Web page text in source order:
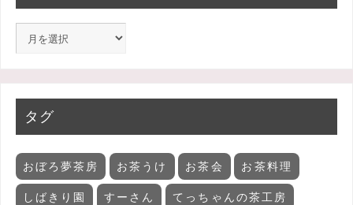
タグ
おぼろ夢茶房 お茶うけ お茶会 お茶料理
しばきり園 すーさん てっちゃんの茶工房